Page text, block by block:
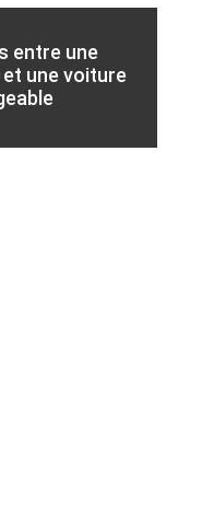
entre une
une voiture